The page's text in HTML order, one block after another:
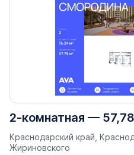
2-комнатная —
Краснодарский край,
Жириновского